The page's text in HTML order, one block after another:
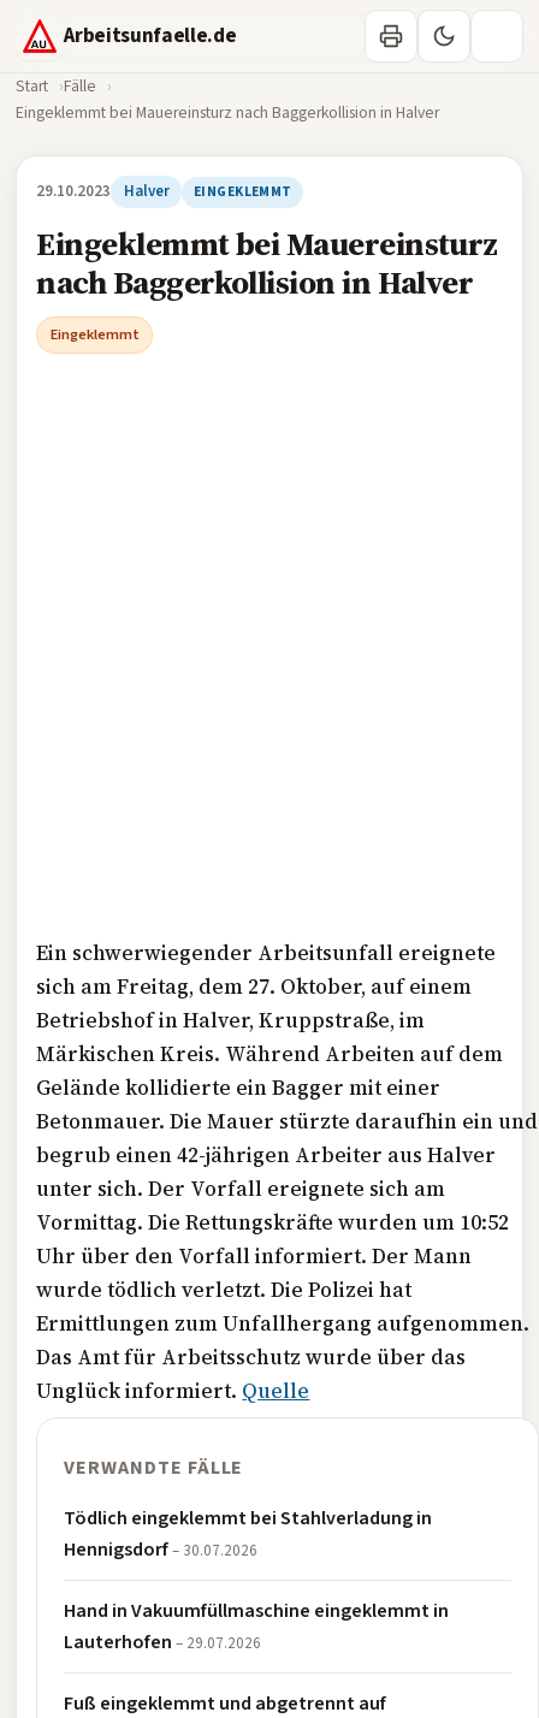
Arbeitsunfaelle.de
Start
Fälle
Eingeklemmt bei Mauereinsturz nach Baggerkollision in Halver
29.10.2023 Halver EINGEKLEMMT
Eingeklemmt bei Mauereinsturz
nach Baggerkollision in Halver
Eingeklemmt
Ein schwerwiegender Arbeitsunfall ereignete
sich am Freitag, dem 27. Oktober, auf einem
Betriebshof in Halver, Kruppstraße, im
Märkischen Kreis. Während Arbeiten auf dem
Gelände kollidierte ein Bagger mit einer
Betonmauer. Die Mauer stürzte daraufhin ein und
begrub einen 42-jährigen Arbeiter aus Halver
unter sich. Der Vorfall ereignete sich am
Vormittag. Die Rettungskräfte wurden um 10:52
Uhr über den Vorfall informiert. Der Mann
wurde tödlich verletzt. Die Polizei hat
Ermittlungen zum Unfallhergang aufgenommen.
Das Amt für Arbeitsschutz wurde über das
Unglück informiert. Quelle
VERWANDTE FÄLLE
Tödlich eingeklemmt bei Stahlverladung in
Hennigsdorf– 30.07.2026
Hand in Vakuumfüllmaschine eingeklemmt in
Lauterhofen– 29.07.2026
Fuß eingeklemmt und abgetrennt auf